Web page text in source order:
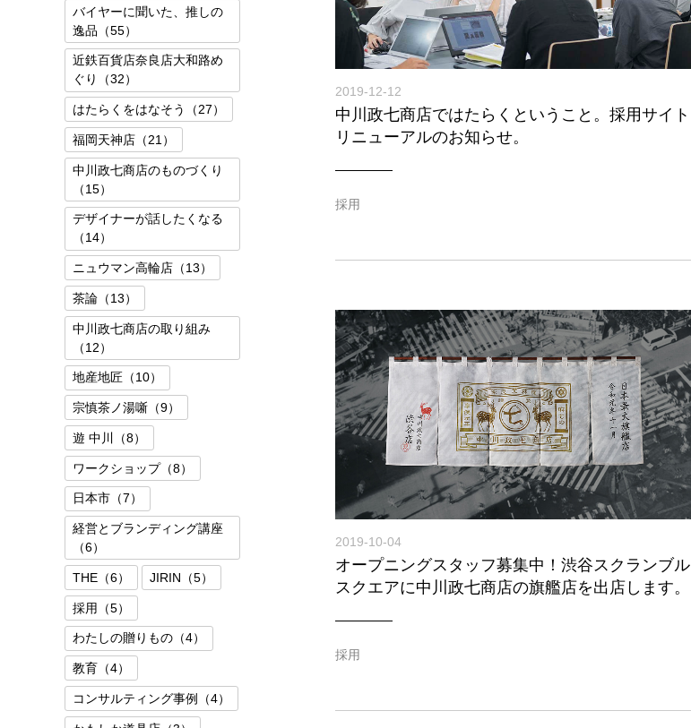
バイヤーに聞いた、推しの
逸品（55）
近鉄百貨店奈良店大和路め
ぐり（32）
はたらくをはなそう（27）
福岡天神店（21）
中川政七商店のものづくり
（15）
デザイナーが話したくなる
（14）
ニュウマン高輪店（13）
茶論（13）
中川政七商店の取り組み
（12）
地産地匠（10）
宗慎茶ノ湯噺（9）
遊 中川（8）
ワークショップ（8）
日本市（7）
経営とブランディング講座
（6）
THE（6） JIRIN（5）
採用（5）
わたしの贈りもの（4）
教育（4）
コンサルティング事例（4）
2019-12-12
中川政七商店ではたらくということ。採用サイト
リニューアルのお知らせ。
採用
2019-10-04
オープニングスタッフ募集中！渋谷スクランブル
スクエアに中川政七商店の旗艦店を出店します。
採用